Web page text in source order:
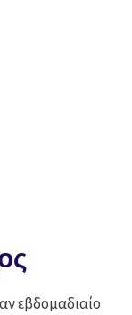
εβδομαδιαίο